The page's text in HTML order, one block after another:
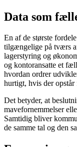
Data som
En af de største
tilgængelige på tværs
lagerstyring og
og kontoransatte et
hvordan ordrer
hurtigt, hvis der opstår
Det betyder, at
mavefornemmelser
Samtidig bliver
de samme tal og den